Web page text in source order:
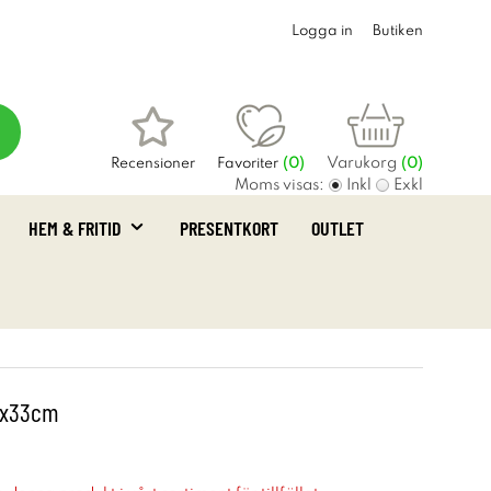
Logga in Butiken
Recensioner Favoriter (0) Varukorg (0)
Moms visas: Inkl Exkl
HEM & FRITID PRESENTKORT OUTLET